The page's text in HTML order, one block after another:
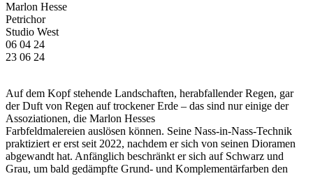
Marlon Hesse
Petrichor
Studio West
06 04 24
23 06 24
Auf dem Kopf stehende Landschaften, herabfallender Regen, gar
der Duft von Regen auf trockener Erde – das sind nur einige der
Assoziationen, die Marlon Hesses
Farbfeldmalereien auslösen können. Seine Nass-in-Nass-Technik
praktiziert er erst seit 2022, nachdem er sich von seinen Dioramen
abgewandt hat. Anfänglich beschränkt er sich auf Schwarz und
Grau, um bald gedämpfte Grund- und Komplementärfarben den